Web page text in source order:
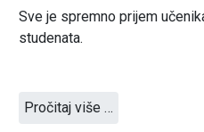
Sve je spremno prijem
studenata.
Pročitaj više …